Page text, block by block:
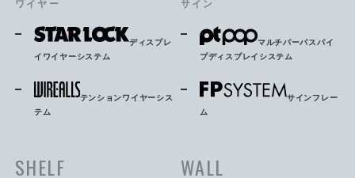
ワイヤー
ディスプレ
イワイヤーシステム
テンションワイヤーシス
テム
サイン
マルチパーパスパイ
プディスプレイシステム
サインフレー
ム
SHELF WALL